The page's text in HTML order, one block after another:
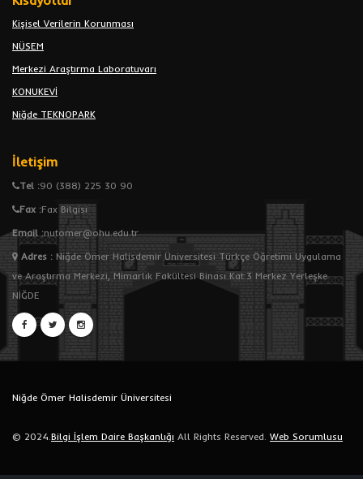
Kişisel Verilerin Korunması
NÜSEM
Merkezi Araştırma Laboratuvarı
KONUKEVİ
Niğde TEKNOPARK
İletişim
Tel :90 (388) 225 30 90
Fax :Fax Bilgisi
Email :nutomer@ohu.edu.tr
Adres : Niğde Ömer Halisdemir Üniversitesi Türkçe Öğretimi Uygulama
ve Araştırma Merkezi, Mimarlık Fakültesi Binası Kat:3 Merkez Yerleşke
NİĞDE
Niğde Ömer Halisdemir Üniversitesi
© 2024.Bilgi İşlem Daire Başkanlığı All Rights Reserved. Web Sorumlusu